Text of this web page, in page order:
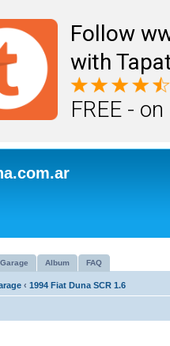
Follow
with
FREE -
Garage Album FAQ
‹ 1994 Fiat Duna SCR 1.6